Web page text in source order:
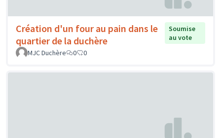
Création d'un four au pain dans le
quartier de la duchère
Soumise
au vote
MJC Duchère
0 0